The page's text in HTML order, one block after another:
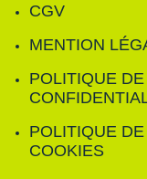
CGV
MENTION
POLITIQUE DE
POLITIQUE DE
COOKIES